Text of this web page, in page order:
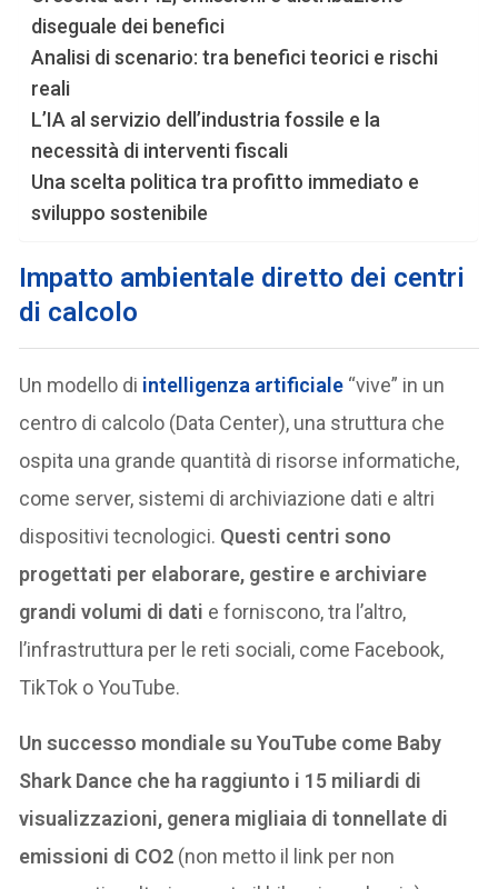
diseguale dei benefici
Analisi di scenario: tra benefici teorici e rischi
reali
L’IA al servizio dell’industria fossile e la
necessità di interventi fiscali
Una scelta politica tra profitto immediato e
sviluppo sostenibile
Impatto ambientale diretto dei centri
di calcolo
Un modello di intelligenza artificiale “vive” in un
centro di calcolo (Data Center), una struttura che
ospita una grande quantità di risorse informatiche,
come server, sistemi di archiviazione dati e altri
dispositivi tecnologici. Questi centri sono
progettati per elaborare, gestire e archiviare
grandi volumi di dati e forniscono, tra l’altro,
l’infrastruttura per le reti sociali, come Facebook,
TikTok o YouTube.
Un successo mondiale su YouTube come Baby
Shark Dance che ha raggiunto i 15 miliardi di
visualizzazioni, genera migliaia di tonnellate di
emissioni di CO2 (non metto il link per non